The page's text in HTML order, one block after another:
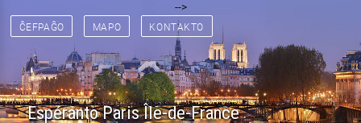
] [] [] [
-->
ĈEFPAĜO MAPO KONTAKTO
Espéranto Paris Île-de-France